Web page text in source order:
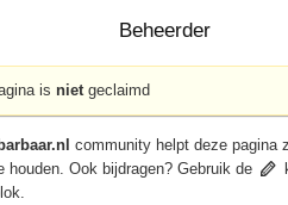
Beheerder
is nietgeclaimd
community helpt deze pagina
houden. Ook bijdragen? Gebruik de